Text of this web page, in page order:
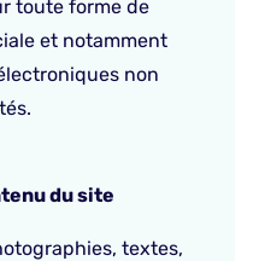
toute forme de
et notamment
non
du site
textes,